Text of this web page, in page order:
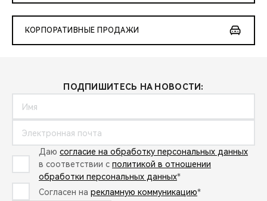
КОРПОРАТИВНЫЕ ПРОДАЖИ
ПОДПИШИТЕСЬ НА НОВОСТИ:
Даю согласие на обработку персональных данных
в соответствии с политикой в отношении
обработки персональных данных*
Согласен на рекламную коммуникацию*